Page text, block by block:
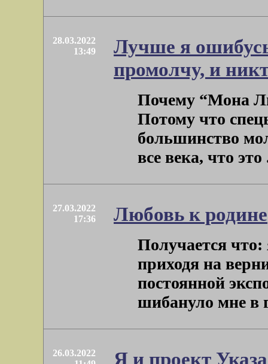
28.03.2022
13:49
Лучше я
промолчу, и
Почему “Мона
Потому что
большинство
все века, что это
27.03.2022
17:36
Любовь к родине
Получается что:
приходя на
постоянной
шибануло мне в
26.03.2022
Я и проект